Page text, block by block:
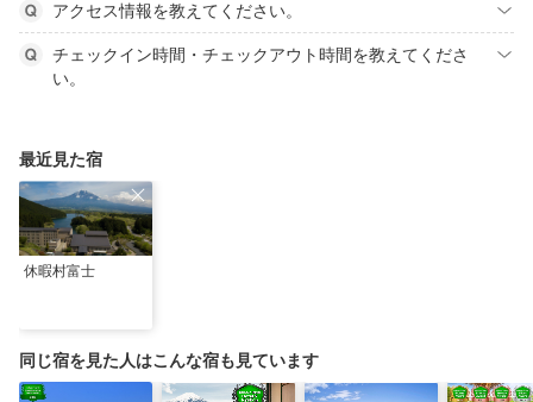
アクセス情報を教えてください。
チェックイン時間・チェックアウト時間を教えてくださ
い。
最近見た宿
休暇村富士
同じ宿を見た人はこんな宿も見ています